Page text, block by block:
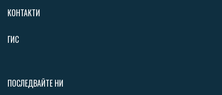
КОНТАКТИ
ГИС
ПОСЛЕДВАЙТЕ НИ